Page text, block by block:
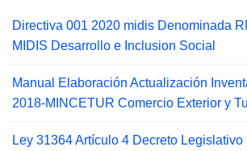
Directiva 001 2020 midis Denominada
MIDIS Desarrollo e Inclusion Social
Manual Elaboración Actualización
2018-MINCETUR Comercio Exterior y
Ley 31364 Artículo 4 Decreto